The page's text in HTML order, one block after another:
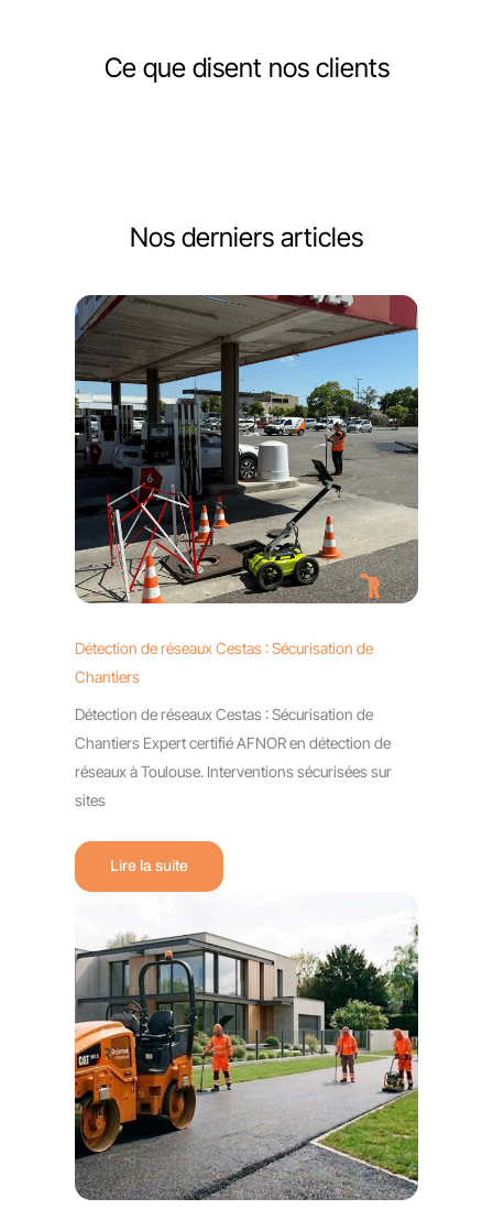
Ce que disent nos clients
Nos derniers articles
Détection de réseaux Cestas : Sécurisation de
Chantiers
Détection de réseaux Cestas : Sécurisation de
Chantiers Expert certifié AFNOR en détection de
réseaux à Toulouse. Interventions sécurisées sur
sites
Lire la suite